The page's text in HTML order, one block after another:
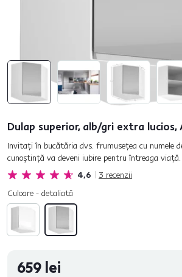
Dulap superior, alb/gri extra lucios,
4,6 3 recenzii
Invitaţi în bucătăria dvs. frumuseţea cu numele
cunoştinţă va deveni iubire pentru întreaga
Aurora vă veţi îndrăgosti la prima vedere. Luciul
Culoare - detaliată
659 lei